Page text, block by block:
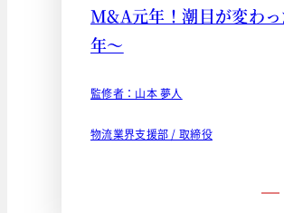
M&A元年！潮目が変わ
年～
監修者：山本 夢人
物流業界支援部 / 取締役